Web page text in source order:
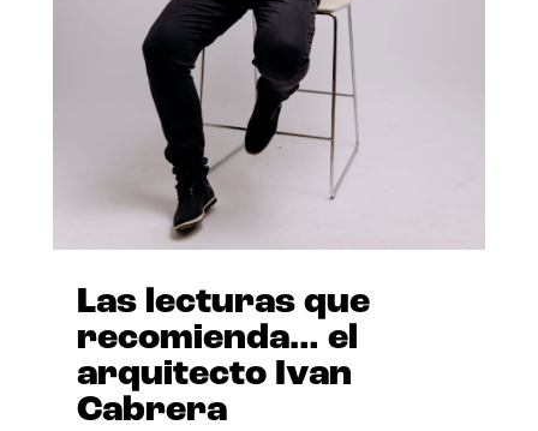
Las lecturas que
recomienda… el
arquitecto Ivan
Cabrera